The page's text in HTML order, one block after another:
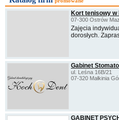
Kort tenisowy
07-300 Ostrów
Zajęcia
dorosłych.
Gabinet
ul. Leśna 16B/21
07-320 Małkinia
GABINET